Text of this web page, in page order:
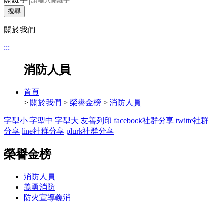
搜尋
關於我們
:::
消防人員
首頁
> 關於我們 > 榮譽金榜 > 消防人員
字型小 字型中 字型大 友善列印 facebook社群分享 twitte社群
分享 line社群分享 plurk社群分享
榮譽金榜
消防人員
義勇消防
防火宣導義消